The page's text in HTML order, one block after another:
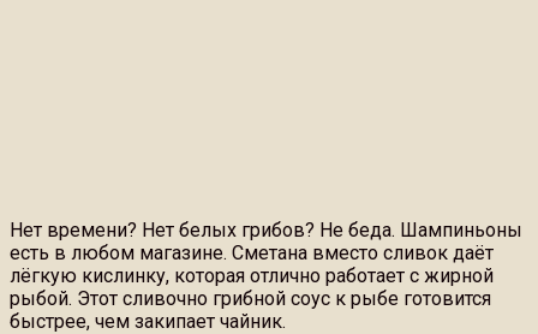
Нет времени? Нет белых грибов? Не беда. Шампиньоны
есть в любом магазине. Сметана вместо сливок даёт
лёгкую кислинку, которая отлично работает с жирной
рыбой. Этот сливочно грибной соус к рыбе готовится
быстрее, чем закипает чайник.